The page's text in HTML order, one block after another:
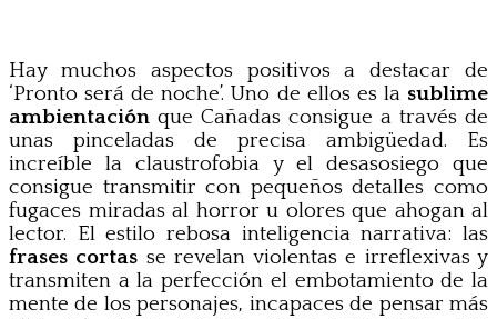
Hay muchos aspectos positivos a destacar de
‘Pronto será de noche’. Uno de ellos es la sublime
ambientación que Cañadas consigue a través de
unas pinceladas de precisa ambigüedad. Es
increíble la claustrofobia y el desasosiego que
consigue transmitir con pequeños detalles como
fugaces miradas al horror u olores que ahogan al
lector. El estilo rebosa inteligencia narrativa: las
frases cortas se revelan violentas e irreflexivas y
transmiten a la perfección el embotamiento de la
mente de los personajes, incapaces de pensar más